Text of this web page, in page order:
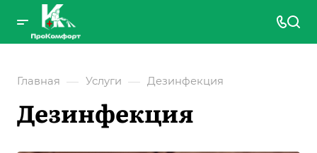
Главная — Услуги — Дезинфекция
Дезинфекция